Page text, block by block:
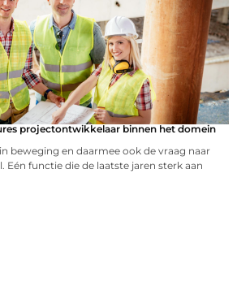
projectontwikkelaar binnen het domein
beweging en daarmee ook de vraag naar
Eén functie die de laatste jaren sterk aan